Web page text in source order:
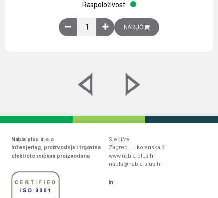
Raspoloživost:
Obična montažna ploča V1000xŠ800mm,
NARUČI
Nabla plus d.o.o.
Inženjering, proizvodnja i trgovina
elektrotehničkim proizvodima
Sjedište
Zagreb, Lukoranska 2
www.nabla-plus.hr
nabla@nabla-plus.hr